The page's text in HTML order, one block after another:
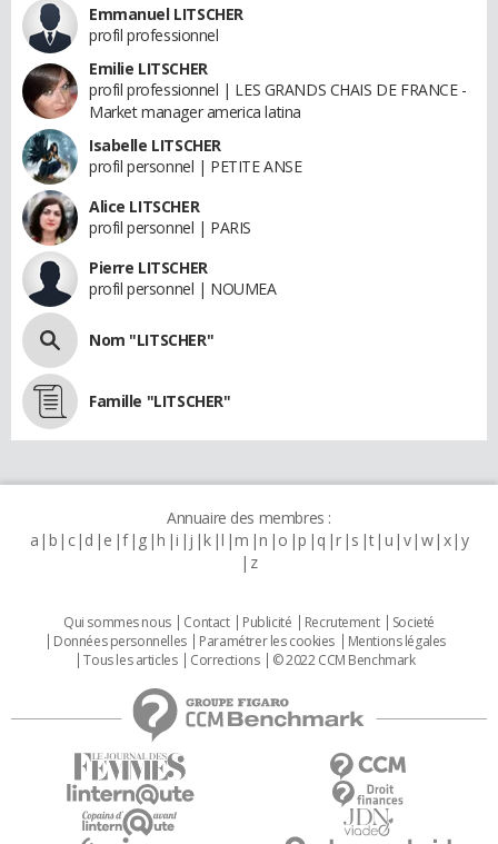
Emmanuel LITSCHER
profil professionnel
Emilie LITSCHER
profil professionnel | LES GRANDS CHAIS DE FRANCE -
Market manager america latina
Isabelle LITSCHER
profil personnel | PETITE ANSE
Alice LITSCHER
profil personnel | PARIS
Pierre LITSCHER
profil personnel | NOUMEA
Nom "LITSCHER"
Famille "LITSCHER"
Annuaire des membres :
a b c d e f g h i j k l m n o p q r s t u v w x y
z
Qui sommes nous Contact Publicité Recrutement
Societé
Données personnelles
Paramétrer les cookies
Mentions légales
Tous les articles
Corrections © 2022 CCM Benchmark